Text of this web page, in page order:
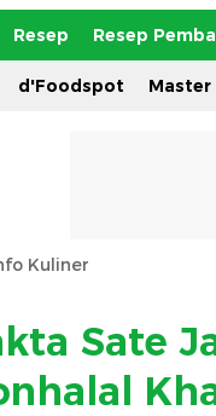
Resep Resep
d'Foodspot Master
Kuliner
Sate